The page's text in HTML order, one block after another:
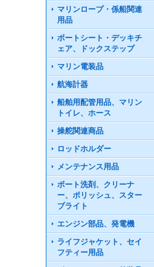
マリンロープ・係船関連
用品
ボートシート・デッキチ
ェア、ドックステップ
マリン電装品
航海計器
船舶用配管用品、マリン
トイレ、ホース
操舵関連商品
ロッドホルダー
メンテナンス用品
ボート洗剤、クリーナ
ー、ポリッシュ、スター
ブライト
エンジン部品、発電機
ライフジャケット、セイ
フティー用品